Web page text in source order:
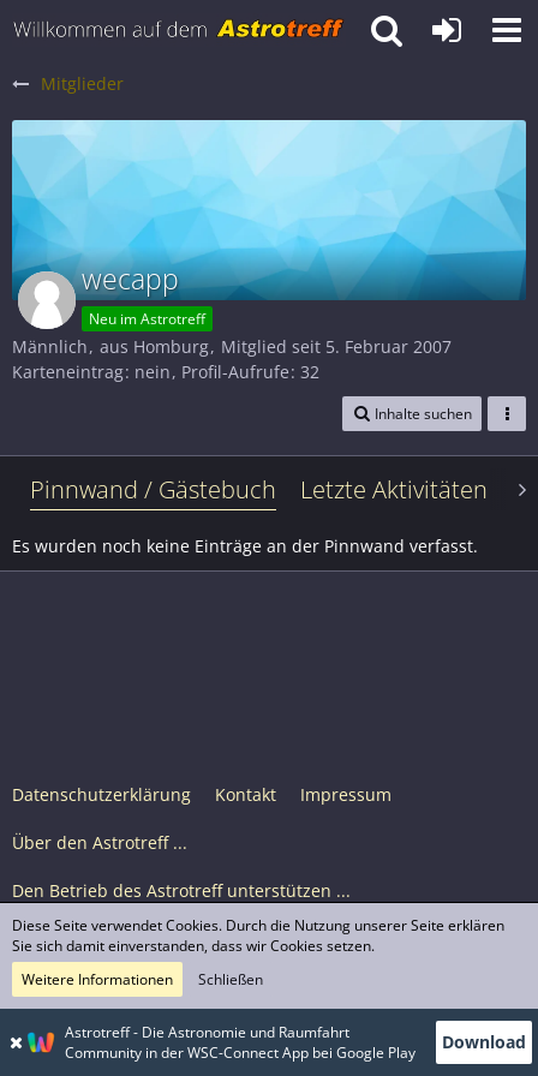
Mitglieder
wecapp
Neu im Astrotreff
Männlich aus Homburg Mitglied seit 5. Februar 2007
Karteneintrag nein Profil-Aufrufe 32
Inhalte suchen
Pinnwand / Gästebuch Letzte Aktivitäten
Es wurden noch keine Einträge an der Pinnwand verfasst.
Datenschutzerklärung Kontakt Impressum
Über den Astrotreff ...
Den Betrieb des Astrotreff unterstützen ...
Nutzungsbedingungen
© Astrotreff 2001-2026, lizenziert unter CC BY-SA,
sofern für einzelne Inhalte nicht anders angegeben
Astrotreff - Die Astronomie und Raumfahrt
Community in der WSC-Connect App bei Google Play
Download
Diese Seite verwendet Cookies. Durch die Nutzung unserer Seite erklären
Sie sich damit einverstanden, dass wir Cookies setzen.
Weitere Informationen
Schließen